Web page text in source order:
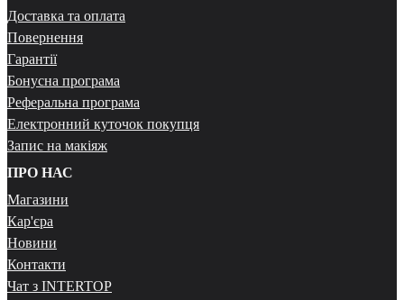
Доставка та оплата
Повернення
Гарантії
Бонусна програма
Реферальна програма
Електронний куточок покупця
Запис на макіяж
ПРО НАС
Магазини
Кар'єра
Новини
Контакти
Чат з INTERTOP